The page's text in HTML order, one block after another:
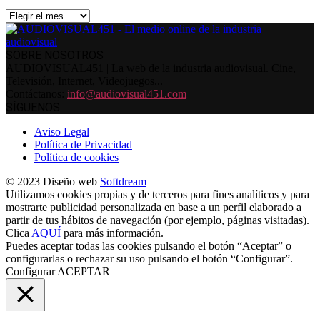
Archivos
info@audiovisual451.com
Aviso Legal
Política de Privacidad
Política de cookies
© 2023 Diseño web Softdream
Utilizamos cookies propias y de terceros para fines analíticos y para
mostrarte publicidad personalizada en base a un perfil elaborado a
partir de tus hábitos de navegación (por ejemplo, páginas visitadas).
Clica AQUÍ para más información.
Puedes aceptar todas las cookies pulsando el botón “Aceptar” o
configurarlas o rechazar su uso pulsando el botón “Configurar”.
Configurar ACEPTAR